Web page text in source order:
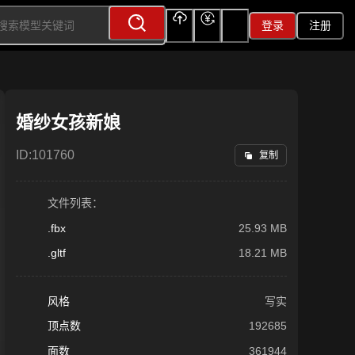
登录 注册
婚纱女孩新娘
ID:101760 复制
文件列表：
.fbx
25.93 MB
.gltf
18.21 MB
风格
写实
顶点数
192685
面数
361944